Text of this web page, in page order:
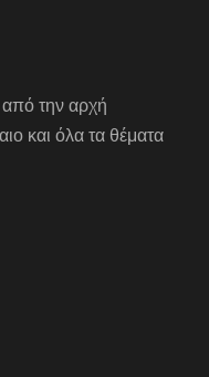
από την αρχή
και όλα τα θέματα